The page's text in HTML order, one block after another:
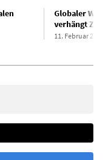
Globaler
verhängt
11. Februar